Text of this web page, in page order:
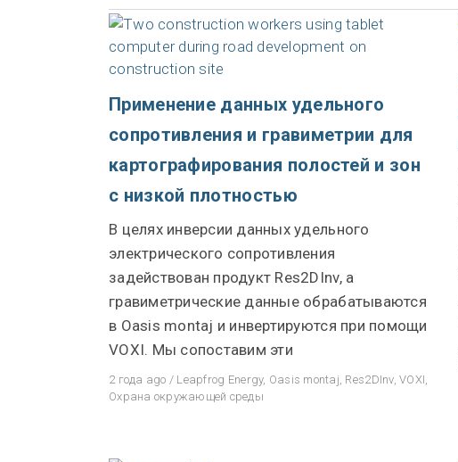
Быстрый доступ к
Свяжитесь с нами
Сообщество
Трудоустройство
Информация о Seequent ID
Применение данных удельного
сопротивления и гравиметрии для
картографирования полостей и зон
с низкой плотностью
В целях инверсии данных удельного
электрического сопротивления
задействован продукт Res2DInv, а
гравиметрические данные обрабатываются
в Oasis montaj и инвертируются при помощи
VOXI. Мы сопоставим эти
2 года ago / Leapfrog Energy, Oasis montaj, Res2DInv,VOXI,
Охрана окружающей среды